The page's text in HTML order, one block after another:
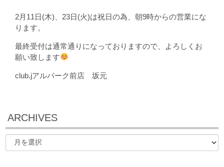
2月11日(木)、23日(火)は祝日の為、朝9時からの営業にな
ります。
最終受付は通常通りになっておりますので、よろしくお
願い致します
club.jアルパーク前店 坂元
ARCHIVES